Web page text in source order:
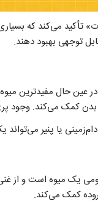
می‌کند که بسیاری
توجهی بهبود دهند.
بدن کمک می‌کند. وجود
یا پنیر
روده کمک می‌کند.